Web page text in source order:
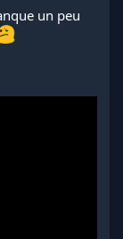
un peu